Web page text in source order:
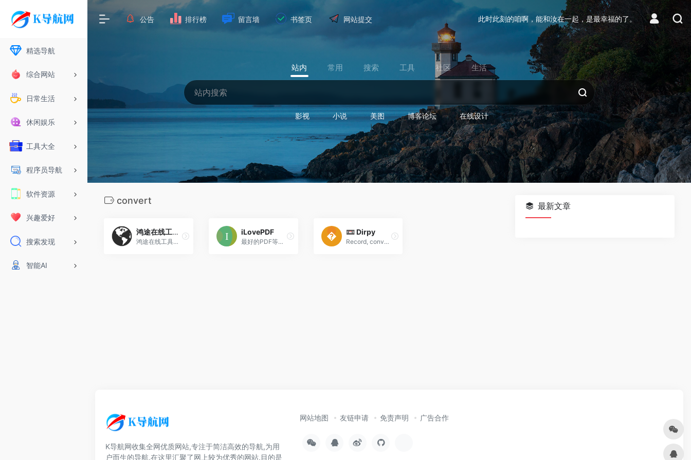
精选导航
综合网站
日常生活
休闲娱乐
工具大全
程序员导航
软件资源
兴趣爱好
搜索发现
智能AI
公告 排行榜 留言墙 书签页 网站提交 此时此刻的咱啊，能和汝在一起，是最幸福的了。
站内 常用 搜索 工具 社区 生活
影视 小说 美图 博客论坛 在线设计
convert
鸿途在线工具箱
鸿途在线工具箱提供古诗智能创作,语音生成,伪原创,文字转语音,文字转视频,JavaScript/PHP/Python混淆加密,HTML/CSS/JSON格式化,
iLovePDF
最好的PDF等转换工具
📼 Dirpy
Record, convert, clip and download your favorite streaming content for free!
最新文章
K导航网收集全网优质网站,专注于简洁高效的导航,为用
户而生的导航,在这里汇聚了网上较为优秀的网站,目的是
网站地图 友链申请 免责声明 广告合作